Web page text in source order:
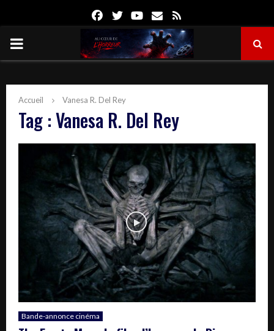
FacebookTwitterYoutube
Email
PRIMARY
Accueil Vanesa R. Del Rey
Tag : Vanesa R. Del Rey
Bande-annonce cinéma